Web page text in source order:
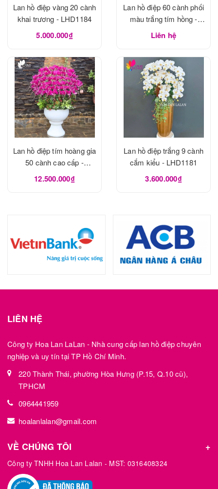
Lan hồ điệp vàng 20 cành
khai trương - LHD1184
5.000.000₫
Lan hồ điệp 60 cành phối
màu trắng tím hồng -
LHD1183
Liên hệ
Lan hồ điệp tím hoàng gia
50 cành cao cấp -
LHD1182
12.500.000₫
Lan hồ điệp trắng 9 cành
cắm kiểu - LHD1181
3.600.000₫
LIÊN HỆ
Công ty Hoa Lan LaLan - Nhà cung cấp lan hồ điệp chuyên
nghiệp và uy tín tại TP Hồ Chí Minh.
220 Thành Thái, phường Hòa Hưng (P.15, Q.10 cũ),
TPHCM
0964441959
hoalanlalan@gmail.com
VỀ CHÚNG TÔI
Công ty TNHH Hoa Lan Lalan - MST: 0316408324